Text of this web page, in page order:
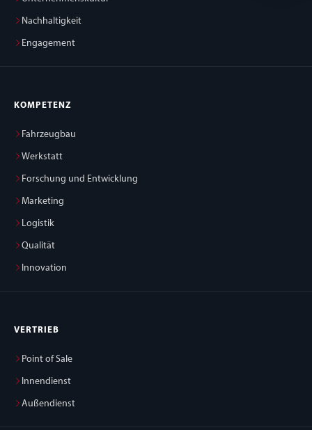
Nachhaltigkeit
Engagement
KOMPETENZ
Fahrzeugbau
Werkstatt
Forschung und Entwicklung
Marketing
Logistik
Qualität
Innovation
VERTRIEB
Point of Sale
Innendienst
Außendienst